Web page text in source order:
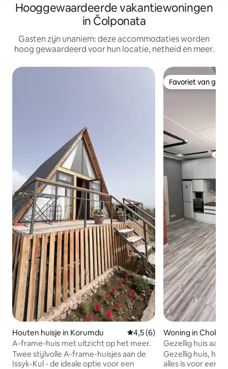
Hooggewaardeerde vakantiewoningen
in Čolponata
Gasten zijn unaniem: deze accommodaties worden
hoog gewaardeerd voor hun locatie, netheid en meer.
Houten huisje in Korumdu Gemiddelde beoordeling
4,5 (6)
A-frame-huis met uitzicht op het meer.
Twee stijlvolle A-frame-huisjes aan de
Issyk-Kul - de ideale optie voor een
Favoriet van
Favoriet van
Woning in Chok
Gezellig huis aan
van Lake Issyk-Kul
Gezellig huis,
alles is voor een